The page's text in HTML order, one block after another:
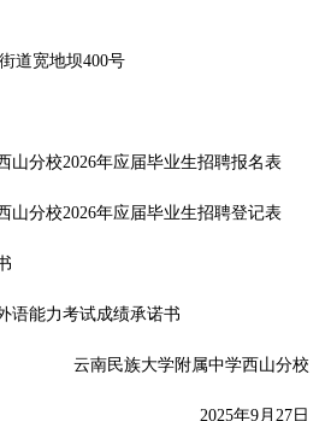
道宽地坝400号
山分校2026年应届毕业生招聘报名表
山分校2026年应届毕业生招聘登记表
语能力考试成绩承诺书
云南民族大学附属中学西山分校
2025年9月27日